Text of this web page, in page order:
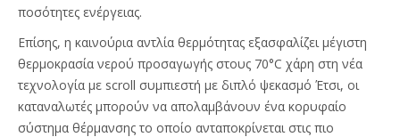
ποσότητες ενέργειας.
Επίσης, η καινούρια αντλία θερμότητας εξασφαλίζει μέγιστη
θερμοκρασία νερού προσαγωγής στους 70°C χάρη στη νέα
τεχνολογία με scroll συμπιεστή με διπλό ψεκασμό Έτσι, οι
καταναλωτές μπορούν να απολαμβάνουν ένα κορυφαίο
σύστημα θέρμανσης το οποίο ανταποκρίνεται στις πιο